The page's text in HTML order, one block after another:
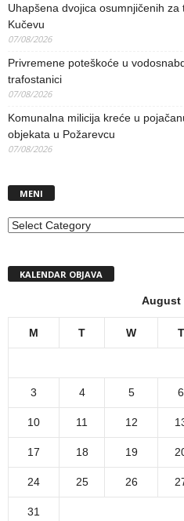
Uhapšena dvojica osumnjičenih
Kučevu
07/08/2026
Privremene poteškoće u
trafostanici
07/08/2026
Komunalna milicija kreće u
objekata u Požarevcu
07/08/2026
MENI
MENI
KALENDAR OBJAVA
August
M T W T
3 4 5 6
10 11 12
17 18 19
24 25 26
31